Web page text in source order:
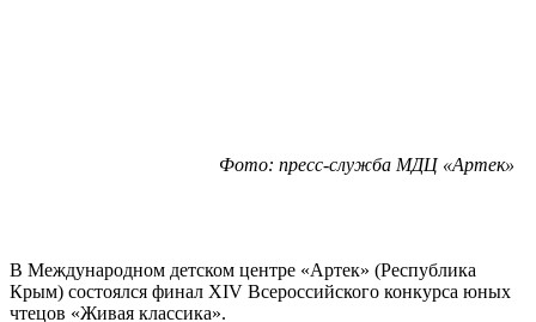
Фото: пресс-служба МДЦ «Артек»
В Международном детском центре «Артек» (Республика
Крым) состоялся финал XIV Всероссийского конкурса юных
чтецов «Живая классика».